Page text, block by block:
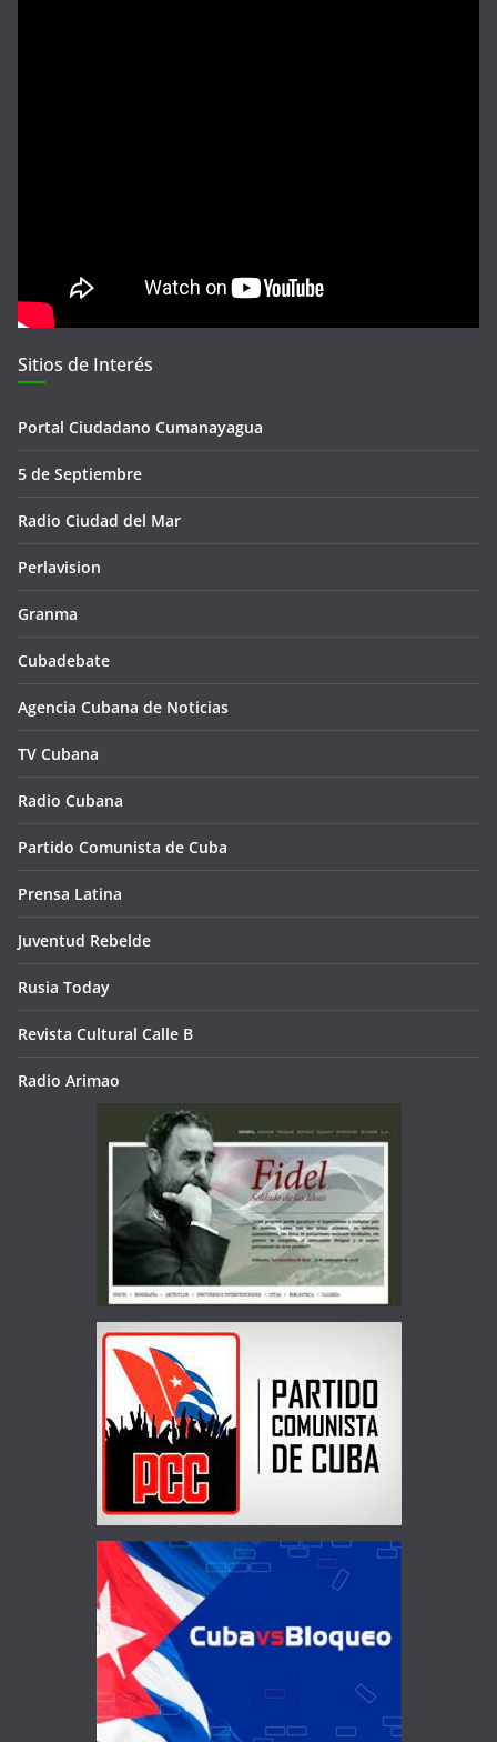
Sitios de Interés
Portal Ciudadano Cumanayagua
5 de Septiembre
Radio Ciudad del Mar
Perlavision
Granma
Cubadebate
Agencia Cubana de Noticias
TV Cubana
Radio Cubana
Partido Comunista de Cuba
Prensa Latina
Juventud Rebelde
Rusia Today
Revista Cultural Calle B
Radio Arimao